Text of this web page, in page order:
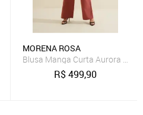
MORENA ROSA
Blusa Manga Curta Aurora - Azul
R$499,90